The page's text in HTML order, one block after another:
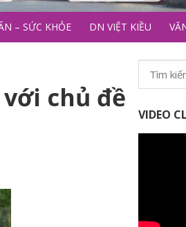
– SỨC KHỎE DN VIỆT KIỀU
chủ đề
Tìm
kiếm
VIDEO